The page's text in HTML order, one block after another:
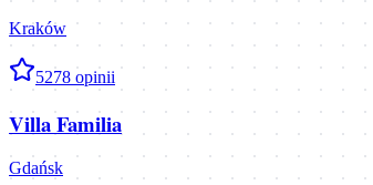
Kraków
5278 opinii
Villa Familia
Gdańsk